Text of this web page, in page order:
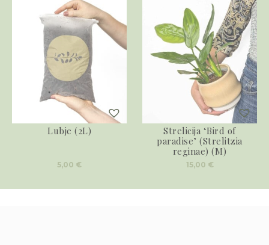
Lubje (2L)
5,00 €
Strelicija ‘Bird of
paradise’ (Strelitzia
reginae) (M)
15,00 €